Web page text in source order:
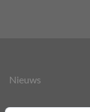
Nieuws